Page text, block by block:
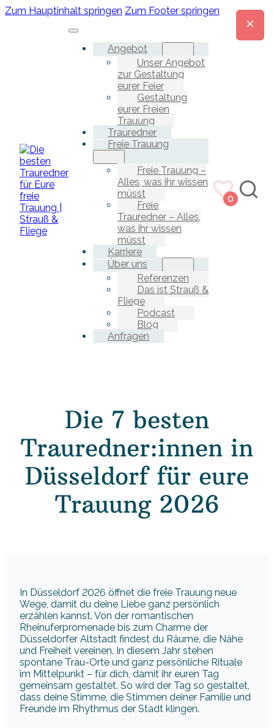
Zum Hauptinhalt springen Zum Footer springen
Angebot
Unser Angebot
zur Gestaltung
eurer Feier
Gestaltung
eurer Freien
Trauung
Trauredner
Freie Trauung
Freie Trauung –
Alles, was ihr wissen
müsst
Freie
Trauredner – Alles,
was ihr wissen
müsst
Karriere
Über uns
Referenzen
Das ist Strauß &
Fliege
Podcast
Blog
Anfragen
0
Die 7 besten
Trauredner:innen in
Düsseldorf für eure
Trauung 2026
In Düsseldorf 2026 öffnet die freie Trauung neue
Wege, damit du deine Liebe ganz persönlich
erzählen kannst. Von der romantischen
Rheinuferpromenade bis zum Charme der
Düsseldorfer Altstadt findest du Räume, die Nähe
und Freiheit vereinen. In diesem Jahr stehen
spontane Trau-Orte und ganz persönliche Rituale
im Mittelpunkt – für dich, damit ihr euren Tag
gemeinsam gestaltet. So wird der Tag so gestaltet,
dass deine Stimme, die Stimmen deiner Familie und
Freunde im Rhythmus der Stadt klingen.